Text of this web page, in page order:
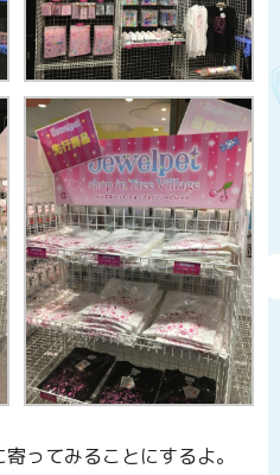
ってみることにするよ。